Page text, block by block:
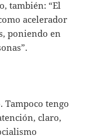
también: “El
acelerador
poniendo en
Tampoco tengo
claro,